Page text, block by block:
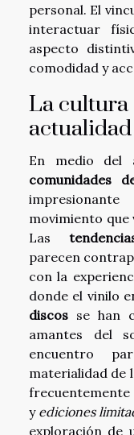
personal. El
interactuar
aspecto
comodidad y
La cultura
actualidad
En medio del
comunidades
movimiento que
Las
parecen
con la
donde el vinilo
discos se han
amantes del
encuentro
materialidad de
frecuentemente
y ediciones
exploración de